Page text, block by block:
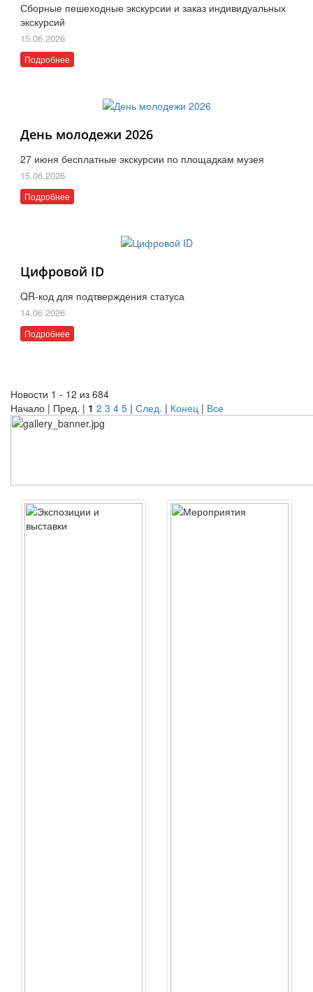
Сборные пешеходные экскурсии и заказ индивидуальных
экскурсий
15.06.2026
Подробнее
День молодежи 2026
27 июня бесплатные экскурсии по площадкам музея
15.06.2026
Подробнее
Цифровой ID
QR-код для подтверждения статуса
14.06.2026
Подробнее
Новости 1 - 12 из 684
Начало | Пред. | 1 2 3 4 5 | След. | Конец | Все